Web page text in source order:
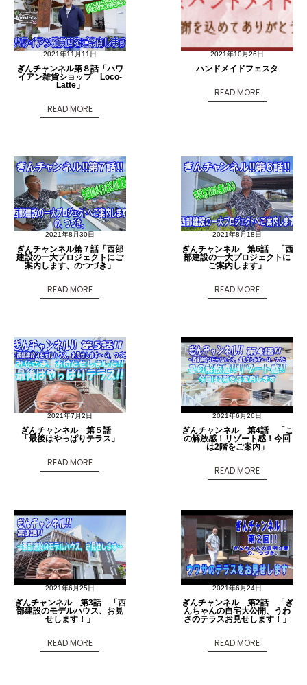
2021年11月11日
ぎんチャンネル第８話「ハワ
イアン雑貨ショップ Loco-
Latte」
READ MORE
2021年10月26日
ハンドメイドフェスタ
READ MORE
2021年8月30日
ぎんチャンネル第７話「西部
建設の一大プロジェクトにご
案内します、のつづき」
READ MORE
2021年8月18日
ぎんチャンネル 第6話 「西
部建設の一大プロジェクトに
ご案内します」
READ MORE
2021年7月2日
ぎんチャンネル 第５話
「最後はやっぱりテラス」
READ MORE
2021年6月26日
ぎんチャンネル 第4話 「こ
の解放感！リゾート感！今回
は2階をご案内」
READ MORE
2021年6月25日
ぎんチャンネル 第3話 「西
部建設のモデルハウス、お見
せします！」
READ MORE
2021年6月24日
ぎんチャンネル 第2話 「ぎ
んちゃんの自宅大公開、うわ
さのテラスお見せします！」
READ MORE